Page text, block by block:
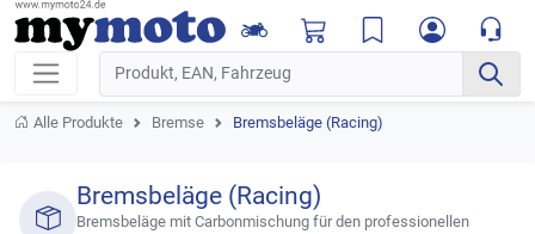
Alle Produkte Bremse Bremsbeläge (Racing)
Bremsbeläge (Racing)
Bremsbeläge mit Carbonmischung für den professionellen